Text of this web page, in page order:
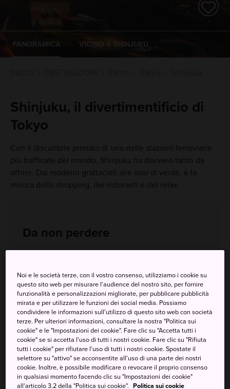
PANORAMICA VICINO A SHINJUKU
Shinjuku, il divertimentificio di
Tokyo
Con il discutibile primato di una delle stazioni ferroviarie
più trafficate del mondo, Shinjuku ha davvero tanto da
offrire. Dai moderni grattacieli alle oasi di verde, è la
mecca dello shopping, dei ristoranti e del relax.
Da non perdere
mezzo alla folla
La frenetica vita notturna e le infinite possibilità
di shopping
Il municipio, i grattacieli e un paesaggio urbano
futuristico dove trionfano le luci al neon
Come arrivare
Noi e le società terze, con il vostro consenso, utilizziamo i cookie su
questo sito web per misurare l'audience del nostro sito, per fornire
funzionalità e personalizzazioni migliorate, per pubblicare pubblicità
mirata e per utilizzare le funzioni dei social media. Possiamo
condividere le informazioni sull'utilizzo di questo sito web con società
terze. Per ulteriori informazioni, consultare la nostra "Politica sui
cookie" e le "Impostazioni dei cookie". Fare clic su "Accetta tutti i
cookie" se si accetta l'uso di tutti i nostri cookie. Fare clic su "Rifiuta
tutti i cookie" per rifiutare l'uso di tutti i nostri cookie. Spostate il
selettore su "attivo" se acconsentite all'uso di una parte dei nostri
cookie. Inoltre, è possibile modificare o revocare il proprio consenso
in qualsiasi momento facendo clic su "Impostazioni dei cookie"
all'articolo 3.2 della "Politica sui cookie". Politica sui cookie